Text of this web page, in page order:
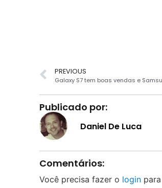
PREVIOUS
Galaxy S7 tem boas vendas e
Publicado por:
Daniel De Luca
Comentários:
Você precisa fazer o loginpara